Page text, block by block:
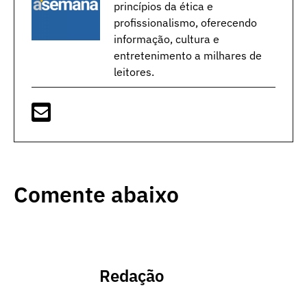
princípios da ética e
profissionalismo, oferecendo
informação, cultura e
entretenimento a milhares de
leitores.
Comente abaixo
Redação